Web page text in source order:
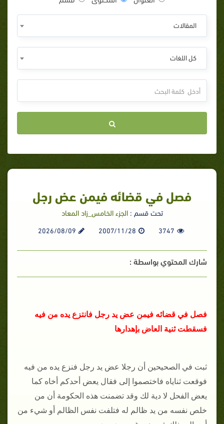
المقالات
كل اللغات
فصل في قضائه فيمن عض رجل
تحت قسم :الجزء الخامس_زاد المعاد
3747
2007/11/28
2026/08/09
شارك المحتوي بواسطة :
فصل في قضائه فيمن عض يد رجل فانتزع يده من فيه
فسقطت ثنية العاض بإهدارها
ثبت في الصحيحين أن رجلا عض يد رجل فنزع يده من فيه
فوقعت ثناياه فاختصموا إلى فقال يعض أحدكم أخاه كما
يعض الفحل لا دية لك وقد تضمنت هذه الحكومة أن من
خلص نفسه من يد ظالم له فتلفت نفس الظالم أو شيء من